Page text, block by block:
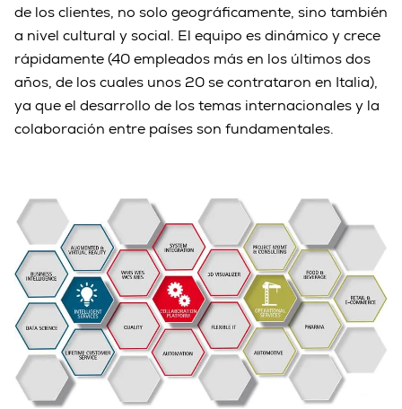
de los clientes, no solo geográficamente, sino también
a nivel cultural y social. El equipo es dinámico y crece
rápidamente (40 empleados más en los últimos dos
años, de los cuales unos 20 se contrataron en Italia),
ya que el desarrollo de los temas internacionales y la
colaboración entre países son fundamentales.